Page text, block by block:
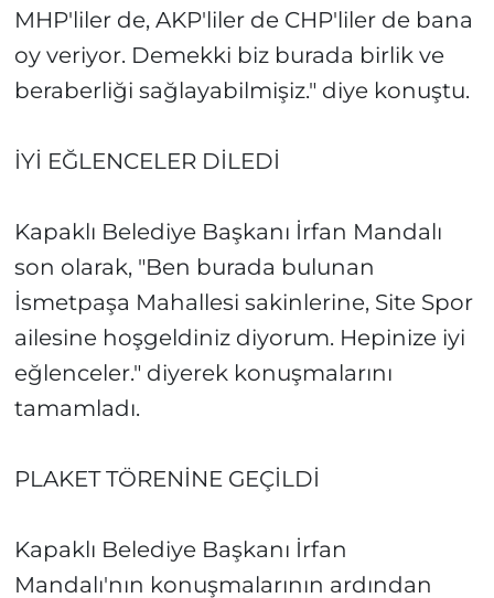
MHP'liler de, AKP'liler de CHP'liler de bana
oy veriyor. Demekki biz burada birlik ve
beraberliği sağlayabilmişiz." diye konuştu.
İYİ EĞLENCELER DİLEDİ
Kapaklı Belediye Başkanı İrfan Mandalı
son olarak, "Ben burada bulunan
İsmetpaşa Mahallesi sakinlerine, Site Spor
ailesine hoşgeldiniz diyorum. Hepinize iyi
eğlenceler." diyerek konuşmalarını
tamamladı.
PLAKET TÖRENİNE GEÇİLDİ
Kapaklı Belediye Başkanı İrfan
Mandalı'nın konuşmalarının ardından